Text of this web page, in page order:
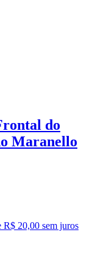
do
Maranello
R$ 20,00 sem juros